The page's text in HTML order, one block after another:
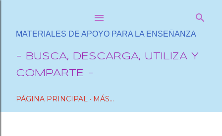
Ir al contenido principal
MATERIALES DE APOYO PARA LA ENSEÑANZA
- BUSCA, DESCARGA, UTILIZA Y
COMPARTE -
PÁGINA PRINCIPAL MÁS…